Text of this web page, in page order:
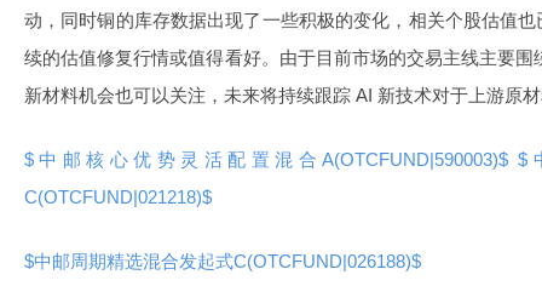
动，同时铜的库存数据出现了一些积极的变化，相关个股估值
续的估值修复行情或值得看好。由于目前市场的交易主线主要
新材料机会也可以关注，未来将持续跟踪 AI 新技术对于上游原
$中邮核心优势灵活配置混合A(OTCFUND|590003)$$
C(OTCFUND|021218)$
$中邮周期精选混合发起式C(OTCFUND|026188)$